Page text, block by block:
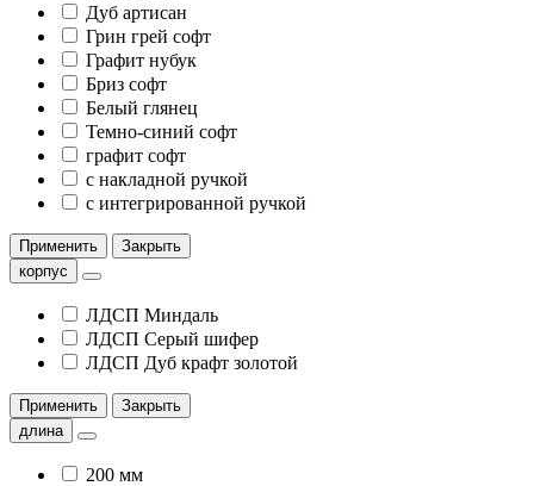
Дуб артисан
Грин грей софт
Графит нубук
Бриз софт
Белый глянец
Темно-синий софт
графит софт
с накладной ручкой
с интегрированной ручкой
Применить
Закрыть
корпус
ЛДСП Миндаль
ЛДСП Серый шифер
ЛДСП Дуб крафт золотой
Применить
Закрыть
длина
200 мм